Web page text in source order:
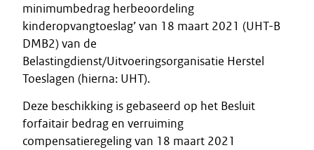
minimumbedrag herbeoordeling
kinderopvangtoeslag’ van 18 maart 2021 (UHT-B
DMB2) van de
Belastingdienst/Uitvoeringsorganisatie Herstel
Toeslagen (hierna: UHT).
Deze beschikking is gebaseerd op het Besluit
forfaitair bedrag en verruiming
compensatieregeling van 18 maart 2021